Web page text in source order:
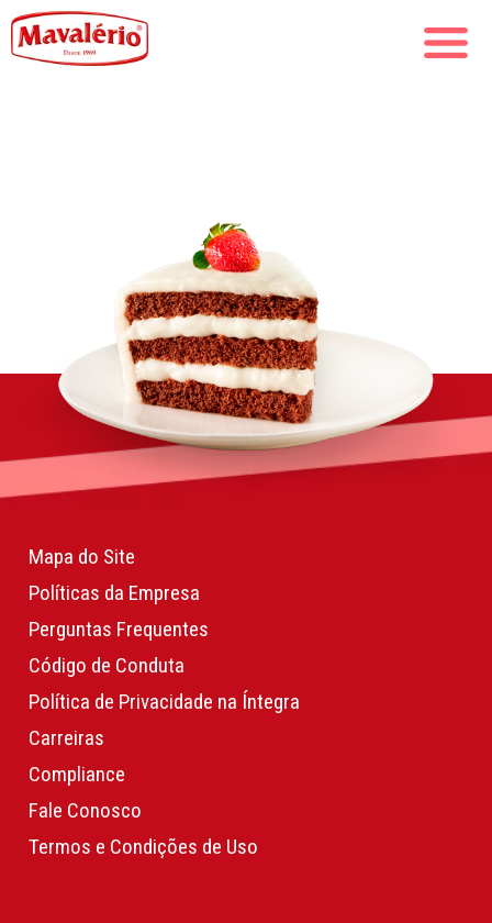
Mapa do Site
Políticas da Empresa
Perguntas Frequentes
Código de Conduta
Política de Privacidade na Íntegra
Carreiras
Compliance
Fale Conosco
Termos e Condições de Uso